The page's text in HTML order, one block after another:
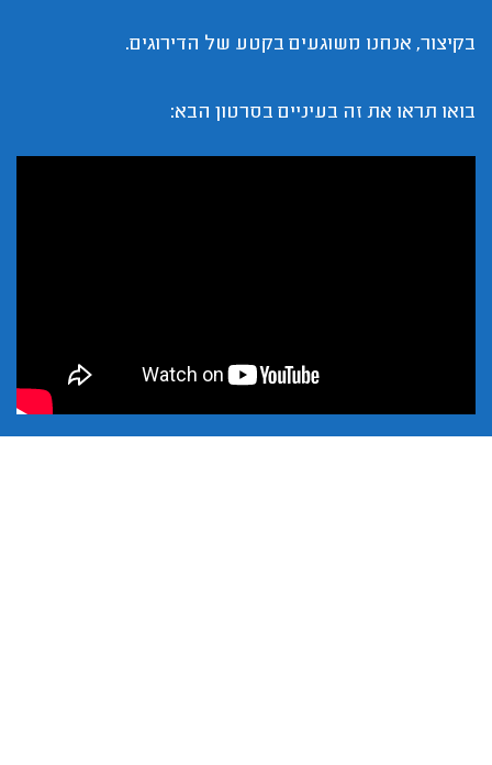
בקיצור, אנחנו משוגעים בקטע של הדירוגים.
בואו תראו את זה בעיניים בסרטון הבא: